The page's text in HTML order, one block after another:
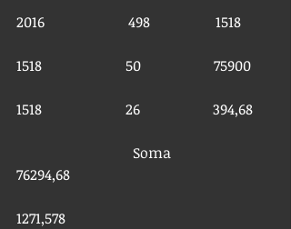
2016                       498                  1518
1518                       50                    75900
1518                       26                    394,68
76294,68
1271,578